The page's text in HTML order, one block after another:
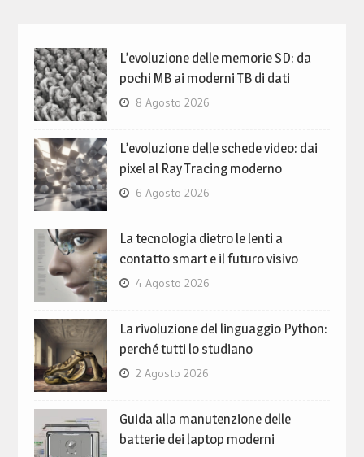
L’evoluzione delle memorie SD: da
pochi MB ai moderni TB di dati
8 Agosto 2026
L’evoluzione delle schede video: dai
pixel al Ray Tracing moderno
6 Agosto 2026
La tecnologia dietro le lenti a
contatto smart e il futuro visivo
4 Agosto 2026
La rivoluzione del linguaggio Python:
perché tutti lo studiano
2 Agosto 2026
Guida alla manutenzione delle
batterie dei laptop moderni